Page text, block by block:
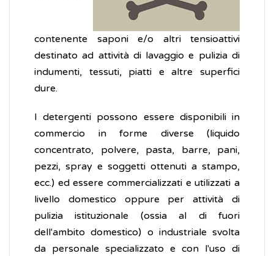
contenente saponi e/o altri tensioattivi
destinato ad attività di lavaggio e pulizia di
indumenti, tessuti, piatti e altre superfici
dure.
I detergenti possono essere disponibili in
commercio in forme diverse (liquido
concentrato, polvere, pasta, barre, pani,
pezzi, spray e soggetti ottenuti a stampo,
ecc.) ed essere commercializzati e utilizzati a
livello domestico oppure per attività di
pulizia istituzionale (ossia al di fuori
dell'ambito domestico) o industriale svolta
da personale specializzato e con l'uso di